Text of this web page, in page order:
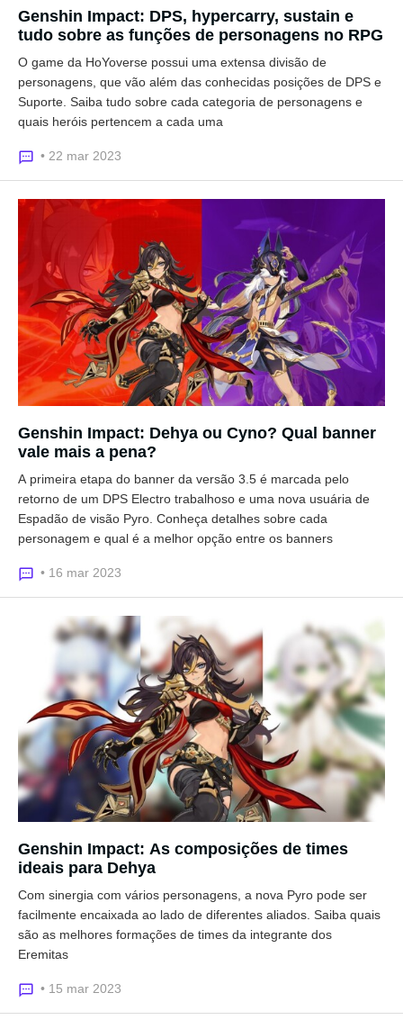
Genshin Impact: DPS, hypercarry, sustain e
tudo sobre as funções de personagens no RPG
O game da HoYoverse possui uma extensa divisão de
personagens, que vão além das conhecidas posições de DPS e
Suporte. Saiba tudo sobre cada categoria de personagens e
quais heróis pertencem a cada uma
• 22 mar 2023
Genshin Impact: Dehya ou Cyno? Qual banner
vale mais a pena?
A primeira etapa do banner da versão 3.5 é marcada pelo
retorno de um DPS Electro trabalhoso e uma nova usuária de
Espadão de visão Pyro. Conheça detalhes sobre cada
personagem e qual é a melhor opção entre os banners
• 16 mar 2023
Genshin Impact: As composições de times
ideais para Dehya
Com sinergia com vários personagens, a nova Pyro pode ser
facilmente encaixada ao lado de diferentes aliados. Saiba quais
são as melhores formações de times da integrante dos
Eremitas
• 15 mar 2023